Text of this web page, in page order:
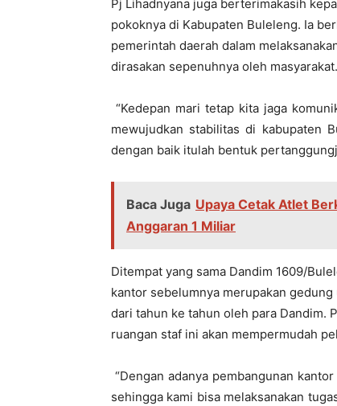
Pj Lihadnyana juga berterimakasih
pokoknya di Kabupaten Buleleng. Ia
pemerintah daerah dalam
dirasakan sepenuhnya oleh masyarakat.
“Kedepan mari tetap kita jaga
mewujudkan stabilitas di kabupaten
dengan baik itulah bentuk
Baca Juga Upaya Cetak Atlet
Anggaran 1 Miliar
Ditempat yang sama Dandim 1609/
kantor sebelumnya merupakan
dari tahun ke tahun oleh para Dandim.
ruangan staf ini akan mempermudah
“Dengan adanya pembangunan
sehingga kami bisa melaksanakan